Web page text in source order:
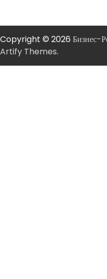
Copyright © 2026 Бизнес-
Artify Themes.